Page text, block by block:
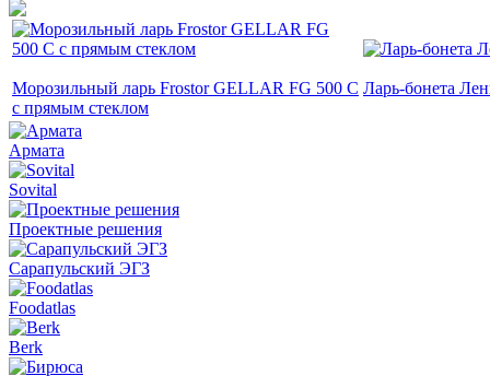
Морозильный ларь Frostor GELLAR FG 500 C
с прямым стеклом
Ларь-бонета
Армата
Sovital
Проектные решения
Сарапульский ЭГЗ
Foodatlas
Berk